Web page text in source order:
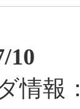
10
情報